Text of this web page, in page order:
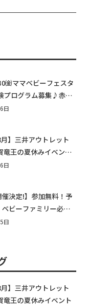
㈮ママベビーフェスタ
プログラム募集♪赤ち
ントに出演しません
日
月】三井アウトレット
竜王の夏休みイベント
ょぬれ水あそび・激
日
催決定!】参加無料！予
ビーファミリー必見
29(木)30(金)ママ
日
月】三井アウトレット
竜王の夏休みイベント